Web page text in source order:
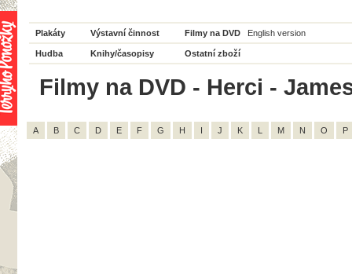
Plakáty Výstavní činnost Filmy na DVD English version
Hudba Knihy/časopisy Ostatní zboží
Filmy na DVD - Herci -
A B C D E F G H I J K L M N O P